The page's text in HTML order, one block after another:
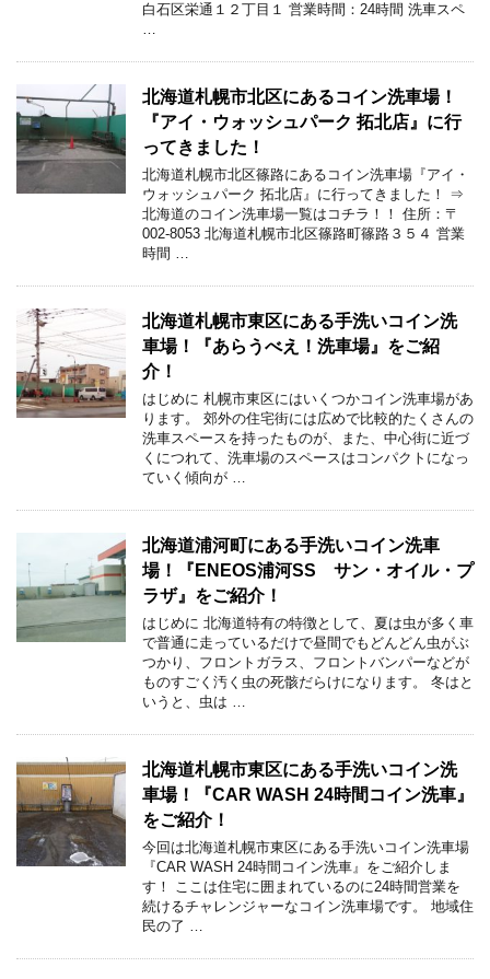
白石区栄通１２丁目１ 営業時間：24時間 洗車スペ
…
北海道札幌市北区にあるコイン洗車場！
『アイ・ウォッシュパーク 拓北店』に行
ってきました！
北海道札幌市北区篠路にあるコイン洗車場『アイ・
ウォッシュパーク 拓北店』に行ってきました！ ⇒
北海道のコイン洗車場一覧はコチラ！！ 住所：〒
002-8053 北海道札幌市北区篠路町篠路３５４ 営業
時間 …
北海道札幌市東区にある手洗いコイン洗
車場！『あらうべえ！洗車場』をご紹
介！
はじめに 札幌市東区にはいくつかコイン洗車場があ
ります。 郊外の住宅街には広めで比較的たくさんの
洗車スペースを持ったものが、また、中心街に近づ
くにつれて、洗車場のスペースはコンパクトになっ
ていく傾向が …
北海道浦河町にある手洗いコイン洗車
場！『ENEOS浦河SS サン・オイル・プ
ラザ』をご紹介！
はじめに 北海道特有の特徴として、夏は虫が多く車
で普通に走っているだけで昼間でもどんどん虫がぶ
つかり、フロントガラス、フロントバンパーなどが
ものすごく汚く虫の死骸だらけになります。 冬はと
いうと、虫は …
北海道札幌市東区にある手洗いコイン洗
車場！『CAR WASH 24時間コイン洗車』
をご紹介！
今回は北海道札幌市東区にある手洗いコイン洗車場
『CAR WASH 24時間コイン洗車』をご紹介しま
す！ ここは住宅に囲まれているのに24時間営業を
続けるチャレンジャーなコイン洗車場です。 地域住
民の了 …